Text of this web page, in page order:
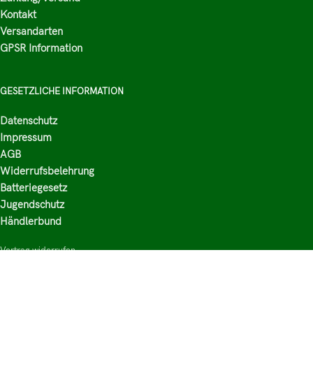
Kontakt
Versandarten
GPSR Information
GESETZLICHE INFORMATION
Datenschutz
Impressum
AGB
Widerrufsbelehrung
Batteriegesetz
Jugendschutz
Händlerbund
Vertrag widerrufen